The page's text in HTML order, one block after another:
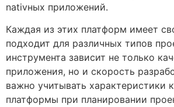
nativных приложений.
Каждая из этих платформ имеет
подходит для различных типов
инструмента зависит не только
приложения, но и скорость
важно учитывать характеристики
платформы при планировании